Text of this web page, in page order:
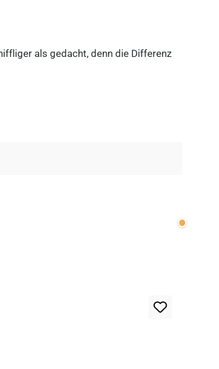
als gedacht, denn die Differenz
Wenige